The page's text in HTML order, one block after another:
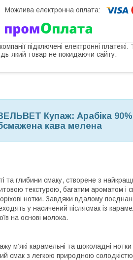
підключені електронні
який товар не покидаючи сайту.
Купаж: Арабіка
кава мелена
та глибини смаку, створене з
текстурою, багатим ароматом
нотки. Завдяки вдалому
у насичений післясмак із
на основі молока.
м’які карамельні та шоколадні нотки
смак з легкою природною